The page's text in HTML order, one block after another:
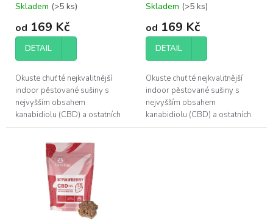
t
ů
Skladem (>5 ks)
od 169 Kč
DETAIL
Okuste chuť té nejkvalitnější
indoor pěstované sušiny s
nejvyšším obsahem
kanabidiolu (CBD) a ostatních
účinných látek, které konopí
Skladem (>5 ks)
od 169 Kč
DETAIL
Okuste chuť té nejkvalitnější
indoor pěstované sušiny s
nejvyšším obsahem
kanabidiolu (CBD) a ostatních
účinných látek, které konopí